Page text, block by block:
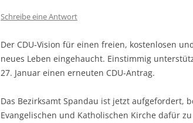
Schreibe eine Antwort
Der CDU-Vision für einen freien, kostenlosen
neues Leben eingehaucht. Einstimmig
27. Januar einen erneuten CDU-Antrag.
Das Bezirksamt Spandau ist jetzt aufgefordert,
Evangelischen und Katholischen Kirche dafür